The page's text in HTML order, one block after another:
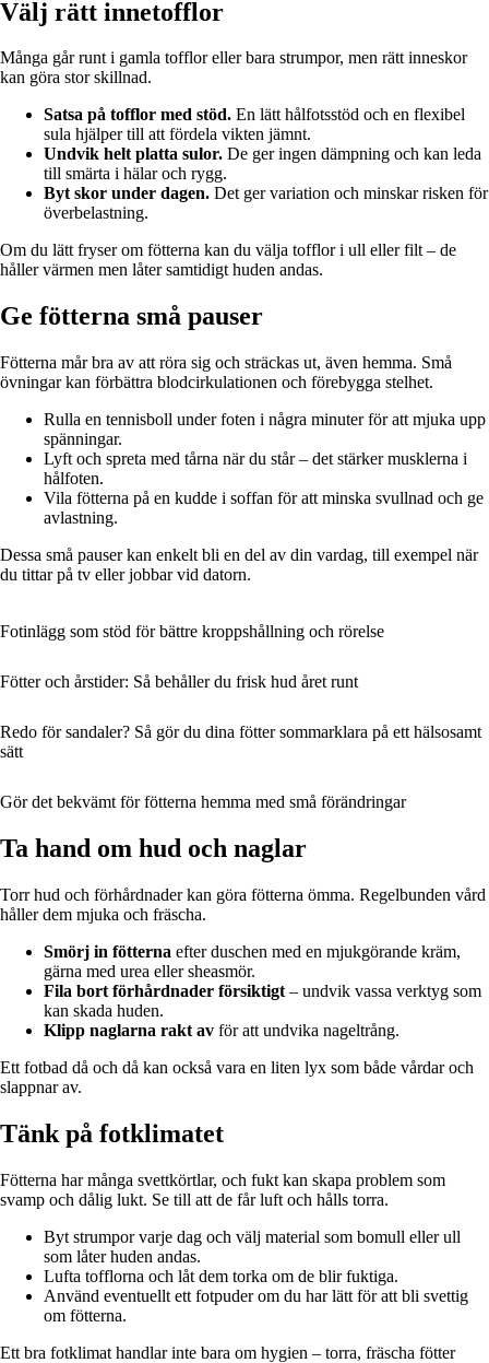
Välj rätt innetofflor
Många går runt i gamla tofflor eller bara strumpor, men rätt inneskor
kan göra stor skillnad.
Satsa på tofflor med stöd. En lätt hålfotsstöd och en flexibel
sula hjälper till att fördela vikten jämnt.
Undvik helt platta sulor. De ger ingen dämpning och kan leda
till smärta i hälar och rygg.
Byt skor under dagen. Det ger variation och minskar risken för
överbelastning.
Om du lätt fryser om fötterna kan du välja tofflor i ull eller filt – de
håller värmen men låter samtidigt huden andas.
Ge fötterna små pauser
Fötterna mår bra av att röra sig och sträckas ut, även hemma. Små
övningar kan förbättra blodcirkulationen och förebygga stelhet.
Rulla en tennisboll under foten i några minuter för att mjuka upp
spänningar.
Lyft och spreta med tårna när du står – det stärker musklerna i
hålfoten.
Vila fötterna på en kudde i soffan för att minska svullnad och ge
avlastning.
Dessa små pauser kan enkelt bli en del av din vardag, till exempel när
du tittar på tv eller jobbar vid datorn.
Fotinlägg som stöd för bättre kroppshållning och rörelse
Fötter och årstider: Så behåller du frisk hud året runt
Redo för sandaler? Så gör du dina fötter sommarklara på ett hälsosamt
sätt
Gör det bekvämt för fötterna hemma med små förändringar
Ta hand om hud och naglar
Torr hud och förhårdnader kan göra fötterna ömma. Regelbunden vård
håller dem mjuka och fräscha.
Smörj in fötterna efter duschen med en mjukgörande kräm,
gärna med urea eller sheasmör.
Fila bort förhårdnader försiktigt – undvik vassa verktyg som
kan skada huden.
Klipp naglarna rakt av för att undvika nageltrång.
Ett fotbad då och då kan också vara en liten lyx som både vårdar och
slappnar av.
Tänk på fotklimatet
Fötterna har många svettkörtlar, och fukt kan skapa problem som
svamp och dålig lukt. Se till att de får luft och hålls torra.
Byt strumpor varje dag och välj material som bomull eller ull
som låter huden andas.
Lufta tofflorna och låt dem torka om de blir fuktiga.
Använd eventuellt ett fotpuder om du har lätt för att bli svettig
om fötterna.
Ett bra fotklimat handlar inte bara om hygien – torra, fräscha fötter